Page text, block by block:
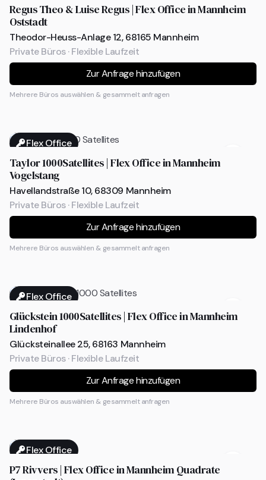
Regus Theo & Luise Regus | Flex Office in Mannheim
Oststadt
Theodor-Heuss-Anlage 12, 68165 Mannheim
Private Büros · Flexible Laufzeit
Zur Anfrage hinzufügen
Mehrere Büros auswählen & gesammelt anfragen
Flex Office
Taylor 1000Satellites | Flex Office in Mannheim
Vogelstang
Havellandstraße 10, 68309 Mannheim
Private Büros · Flexible Laufzeit
Zur Anfrage hinzufügen
Mehrere Büros auswählen & gesammelt anfragen
Flex Office
Glückstein 1000Satellites | Flex Office in Mannheim
Lindenhof
Glücksteinallee 25, 68163 Mannheim
Private Büros · Flexible Laufzeit
Zur Anfrage hinzufügen
Mehrere Büros auswählen & gesammelt anfragen
Flex Office
P7 Rivvers | Flex Office in Mannheim Quadrate